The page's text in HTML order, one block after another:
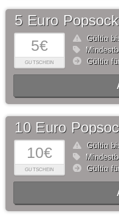
5€
GUTSCHEIN
5 Euro
Gültig
Gültig
10€
GUTSCHEIN
10 Euro
Gültig
Gültig